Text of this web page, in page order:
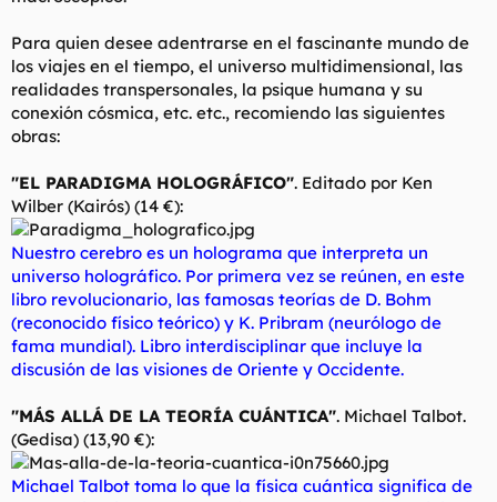
Para quien desee adentrarse en el fascinante mundo de
los viajes en el tiempo, el universo multidimensional, las
realidades transpersonales, la psique humana y su
conexión cósmica, etc. etc., recomiendo las siguientes
obras:
"EL PARADIGMA HOLOGRÁFICO". Editado por Ken
Wilber (Kairós) (14 €):
Nuestro cerebro es un holograma que interpreta un
universo holográfico. Por primera vez se reúnen, en este
libro revolucionario, las famosas teorías de D. Bohm
(reconocido físico teórico) y K. Pribram (neurólogo de
fama mundial). Libro interdisciplinar que incluye la
discusión de las visiones de Oriente y Occidente.
"MÁS ALLÁ DE LA TEORÍA CUÁNTICA". Michael Talbot.
(Gedisa) (13,90 €):
Michael Talbot toma lo que la física cuántica significa de